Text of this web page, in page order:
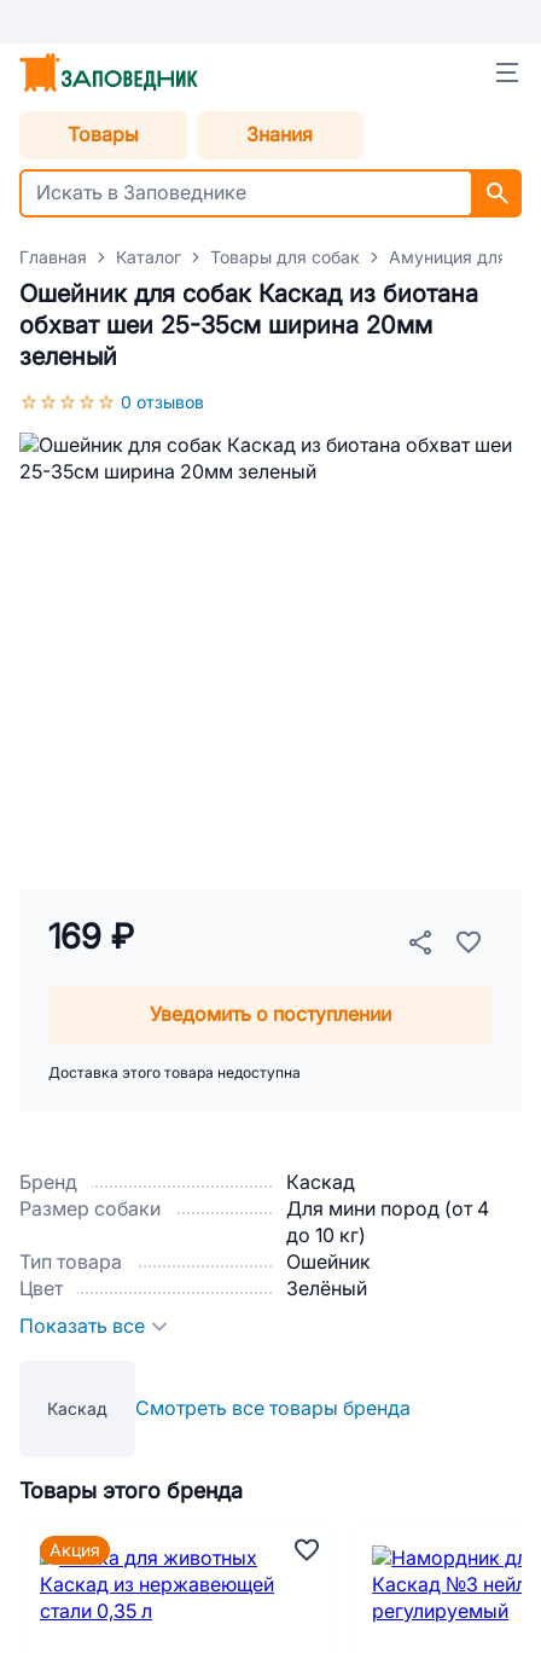
Товары Знания
Главная Каталог Товары для собак Амуниция для
Ошейник для собак Каскад из биотана
обхват шеи 25-35см ширина 20мм
зеленый
0 отзывов
Бренд
Каскад
Размер собаки
Для мини пород (от 4
до 10 кг)
Тип товара
Ошейник
Цвет
Зелёный
Показать все
Каскад Смотреть все товары бренда
169 ₽
Уведомить о поступлении
Доставка этого товара недоступна
Товары этого бренда
Акция